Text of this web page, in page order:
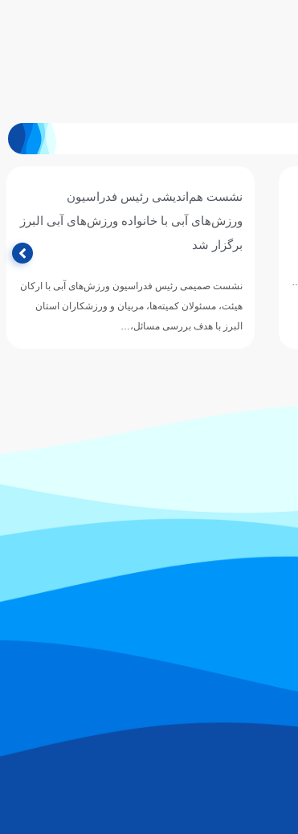
نشست هم‌اندیشی رئیس فدراسیون
ورزش‌های آبی با خانواده ورزش‌های آبی البرز
برگزار شد
نشست صمیمی رئیس فدراسیون ورزش‌های آبی با ارکان
هیئت، مسئولان کمیته‌ها، مربیان و ورزشکاران استان
البرز با هدف بررسی مسائل،…